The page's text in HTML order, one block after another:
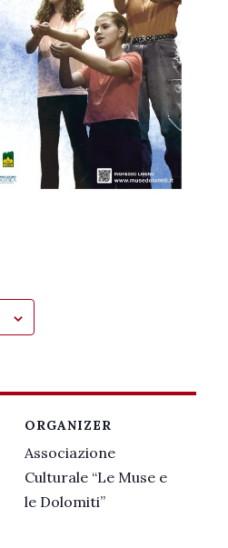
ORGANIZER
Associazione
Culturale “Le Muse e
le Dolomiti”